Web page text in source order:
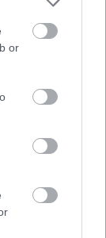
or
να
βαλίτσα